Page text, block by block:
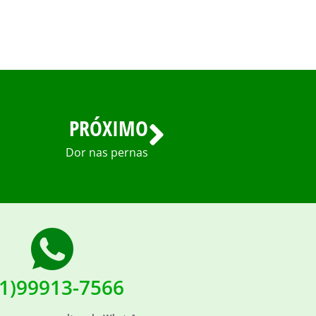
PRÓXIMO
Dor nas pernas
7566